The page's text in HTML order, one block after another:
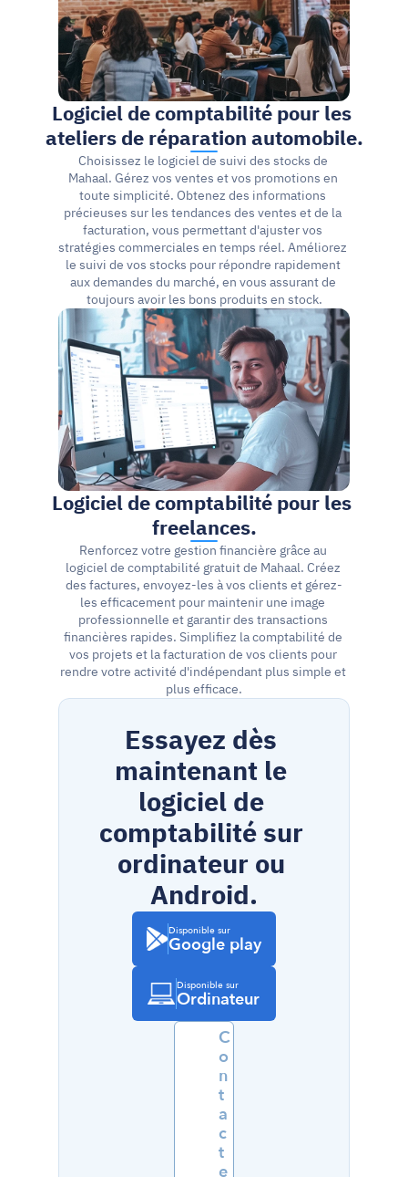
Logiciel de comptabilité pour les
ateliers de réparation automobile.
Choisissez le logiciel de suivi des stocks de
Mahaal. Gérez vos ventes et vos promotions en
toute simplicité. Obtenez des informations
précieuses sur les tendances des ventes et de la
facturation, vous permettant d'ajuster vos
stratégies commerciales en temps réel. Améliorez
le suivi de vos stocks pour répondre rapidement
aux demandes du marché, en vous assurant de
toujours avoir les bons produits en stock.
Logiciel de comptabilité pour les
freelances.
Renforcez votre gestion financière grâce au
logiciel de comptabilité gratuit de Mahaal. Créez
des factures, envoyez-les à vos clients et gérez-
les efficacement pour maintenir une image
professionnelle et garantir des transactions
financières rapides. Simplifiez la comptabilité de
vos projets et la facturation de vos clients pour
rendre votre activité d'indépendant plus simple et
plus efficace.
Essayez dès
maintenant le
logiciel de
comptabilité sur
ordinateur ou
Android.
Disponible sur
Google play
Disponible sur
Ordinateur
C
o
n
t
a
c
t
e